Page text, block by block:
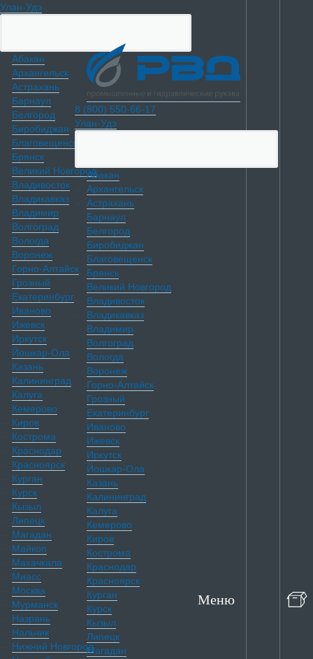
Улан-Удэ
Абакан
Архангельск
Астрахань
Барнаул
Белгород
Биробиджан
Благовещенск
Брянск
Великий Новгород
Владивосток
Владикавказ
Владимир
Волгоград
Вологда
Воронеж
Горно-Алтайск
Грозный
Екатеринбург
Иваново
Ижевск
Иркутск
Йошкар-Ола
Казань
Калининград
Калуга
Кемерово
Киров
Кострома
Краснодар
Красноярск
Курган
Курск
Кызыл
Липецк
Магадан
Майкоп
Махачкала
Миасс
Москва
Мурманск
Назрань
Нальчик
Нижний Новгород
Меню
8 (800) 550-66-17
Улан-Удэ
Абакан
Архангельск
Астрахань
Барнаул
Белгород
Биробиджан
Благовещенск
Брянск
Великий Новгород
Владивосток
Владикавказ
Владимир
Волгоград
Вологда
Воронеж
Горно-Алтайск
Грозный
Екатеринбург
Иваново
Ижевск
Иркутск
Йошкар-Ола
Казань
Калининград
Калуга
Кемерово
Киров
Кострома
Краснодар
Красноярск
Курган
Курск
Кызыл
Липецк
Магадан